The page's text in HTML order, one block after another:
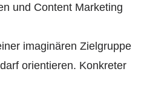
und Content Marketing
imaginären Zielgruppe
orientieren. Konkreter